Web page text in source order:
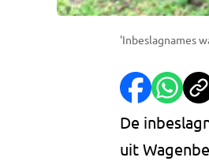
'Inbeslagnames
De
uit